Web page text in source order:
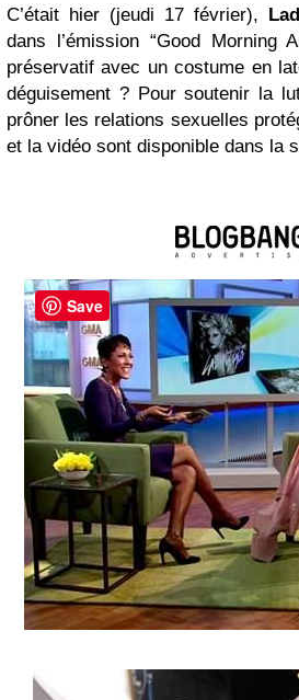
C’était hier (jeudi 17 février),
dans l’émission “Good Morning
préservatif avec un costume en
déguisement ? Pour soutenir la
prôner les relations sexuelles
et la vidéo sont disponible dans la
Save